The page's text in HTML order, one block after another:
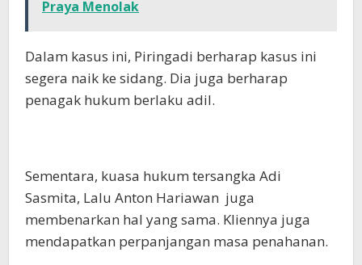
Praya Menolak
Dalam kasus ini, Piringadi berharap kasus ini
segera naik ke sidang. Dia juga berharap
penagak hukum berlaku adil.
Sementara, kuasa hukum tersangka Adi
Sasmita, Lalu Anton Hariawan juga
membenarkan hal yang sama. Kliennya juga
mendapatkan perpanjangan masa penahanan.